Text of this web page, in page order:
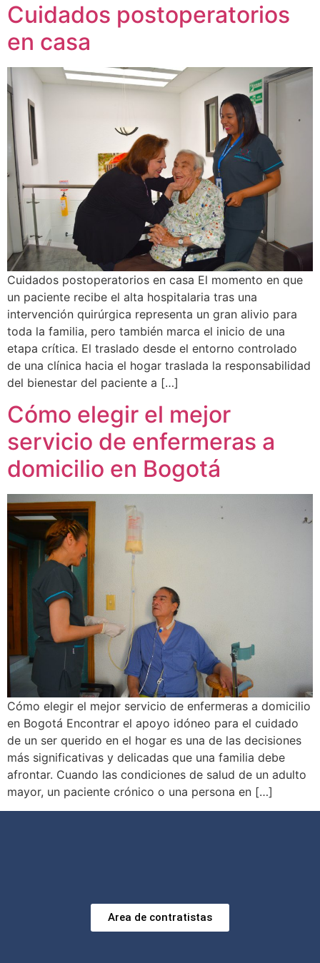
Cuidados postoperatorios
en casa
Cuidados postoperatorios en casa El momento en que
un paciente recibe el alta hospitalaria tras una
intervención quirúrgica representa un gran alivio para
toda la familia, pero también marca el inicio de una
etapa crítica. El traslado desde el entorno controlado
de una clínica hacia el hogar traslada la responsabilidad
del bienestar del paciente a […]
Cómo elegir el mejor
servicio de enfermeras a
domicilio en Bogotá
Cómo elegir el mejor servicio de enfermeras a domicilio
en Bogotá Encontrar el apoyo idóneo para el cuidado
de un ser querido en el hogar es una de las decisiones
más significativas y delicadas que una familia debe
afrontar. Cuando las condiciones de salud de un adulto
mayor, un paciente crónico o una persona en […]
Area de contratistas